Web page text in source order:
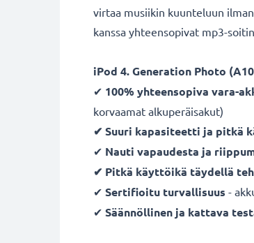
virtaa musiikin kuunteluun
kanssa yhteensopivat mp3-
iPod 4. Generation Photo
✔ 100% yhteensopiva vara-
korvaamat alkuperäisakut)
✔ Suuri kapasiteetti ja pitkä
✔ Nauti vapaudesta ja
✔ Pitkä käyttöikä täydellä
✔ Sertifioitu turvallisuus -
✔ Säännöllinen ja kattava